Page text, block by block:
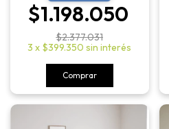
$1.198.050
$2.377.031
3 x $399.350 sin interés
Comprar